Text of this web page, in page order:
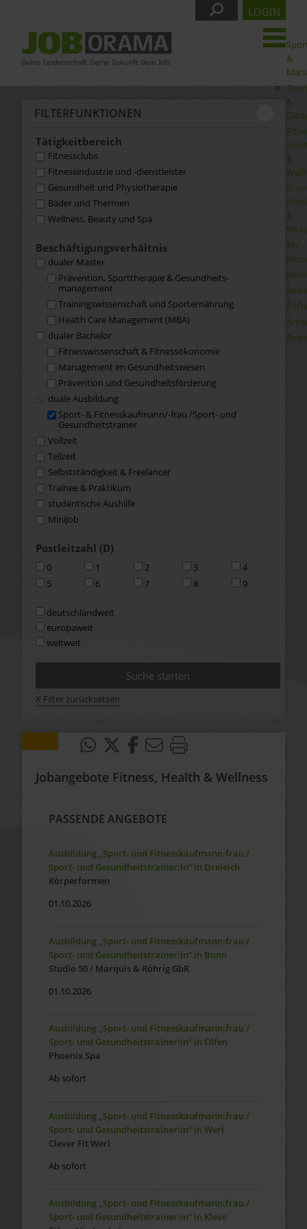
&
&
&
&
My
FAQs
LOGIN
FILTER­FUNKTIONEN
Tätigkeit­bereich
Fitnessclubs
Fitnessindustrie und -dienstleister
Gesundheit und Physiotherapie
Bäder und Thermen
Wellness, Beauty und Spa
Beschäftigungs­verhältnis
dualer Master
Prävention, Sporttherapie & Gesundheits­
management
Trainingswissenschaft und Sporternährung
Health Care Management (MBA)
dualer Bachelor
Fitness­wissenschaft & Fitness­ökonomie
Management im Gesundheits­wesen
Prävention und Gesundheitsförderung
duale Ausbildung
Sport- & Fitness­kaufmann/-frau /Sport- und
Gesundheits­trainer
Vollzeit
Teilzeit
Selbstständigkeit & Freelancer
Trainee & Praktikum
studentische Aushilfe
MiniJob
Postleitzahl (D)
0 1 2 3
4
5
6 7 8 9
deutschlandweit
europaweit
weltweit
X Filter zurücksetzen
Jobangebote Fitness, Health & Wellness
PASSENDE ANGEBOTE
Ausbildung „Sport- und Fitnesskaufmann:frau /
Sport- und Gesundheitstrainer:in“ in Dreieich
Körperformen
01.10.2026
Ausbildung „Sport- und Fitnesskaufmann:frau /
Sport- und Gesundheitstrainer:in“ in Bonn
Studio 50 / Marquis & Röhrig GbR
01.10.2026
Ausbildung „Sport- und Fitnesskaufmann:frau /
Sport- und Gesundheitstrainer:in“ in Olfen
Phoenix Spa
Ab sofort
Ausbildung „Sport- und Fitnesskaufmann:frau /
Sport- und Gesundheitstrainer:in“ in Werl
Clever Fit Werl
Ab sofort
Ausbildung „Sport- und Fitnesskaufmann:frau /
Sport- und Gesundheitstrainer:in“ in Kleve